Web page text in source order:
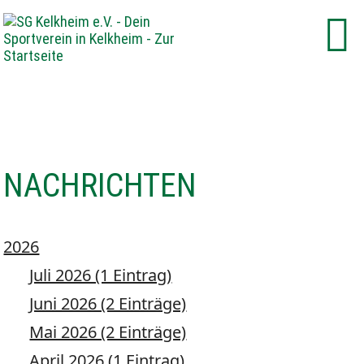
NACHRICHTEN
2026
Juli 2026 (1 Eintrag)
Juni 2026 (2 Einträge)
Mai 2026 (2 Einträge)